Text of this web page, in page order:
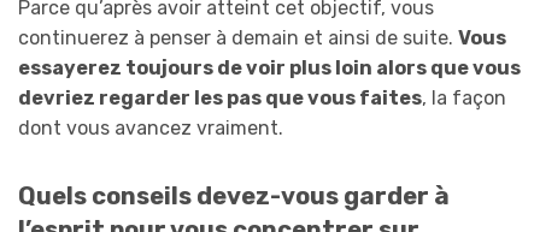
Parce qu’après avoir atteint cet objectif, vous
continuerez à penser à demain et ainsi de suite. Vous
essayerez toujours de voir plus loin alors que vous
devriez regarder les pas que vous faites, la façon
dont vous avancez vraiment.
Quels conseils devez-vous garder à